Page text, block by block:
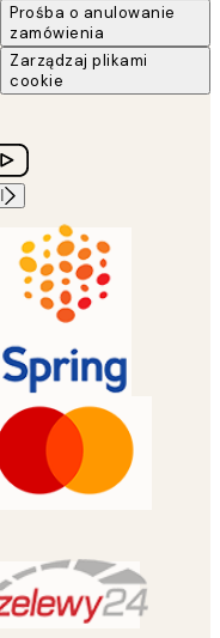
Prośba o anulowanie
zamówienia
Zarządzaj plikami
cookie